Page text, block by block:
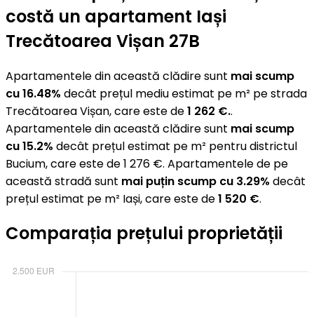
costă un apartament Iași
Trecătoarea Vișan 27B
Apartamentele din această clădire sunt mai scump
cu 16.48% decât prețul mediu estimat pe m² pe strada
Trecătoarea Vișan, care este de1 262 €..
Apartamentele din această clădire sunt mai scump
cu 15.2% decât prețul estimat pe m² pentru districtul
Bucium, care este de 1 276 €. Apartamentele de pe
această stradă sunt mai puțin scump cu 3.29% decât
prețul estimat pe m² Iași, care este de1 520 €.
Comparația prețului proprietății